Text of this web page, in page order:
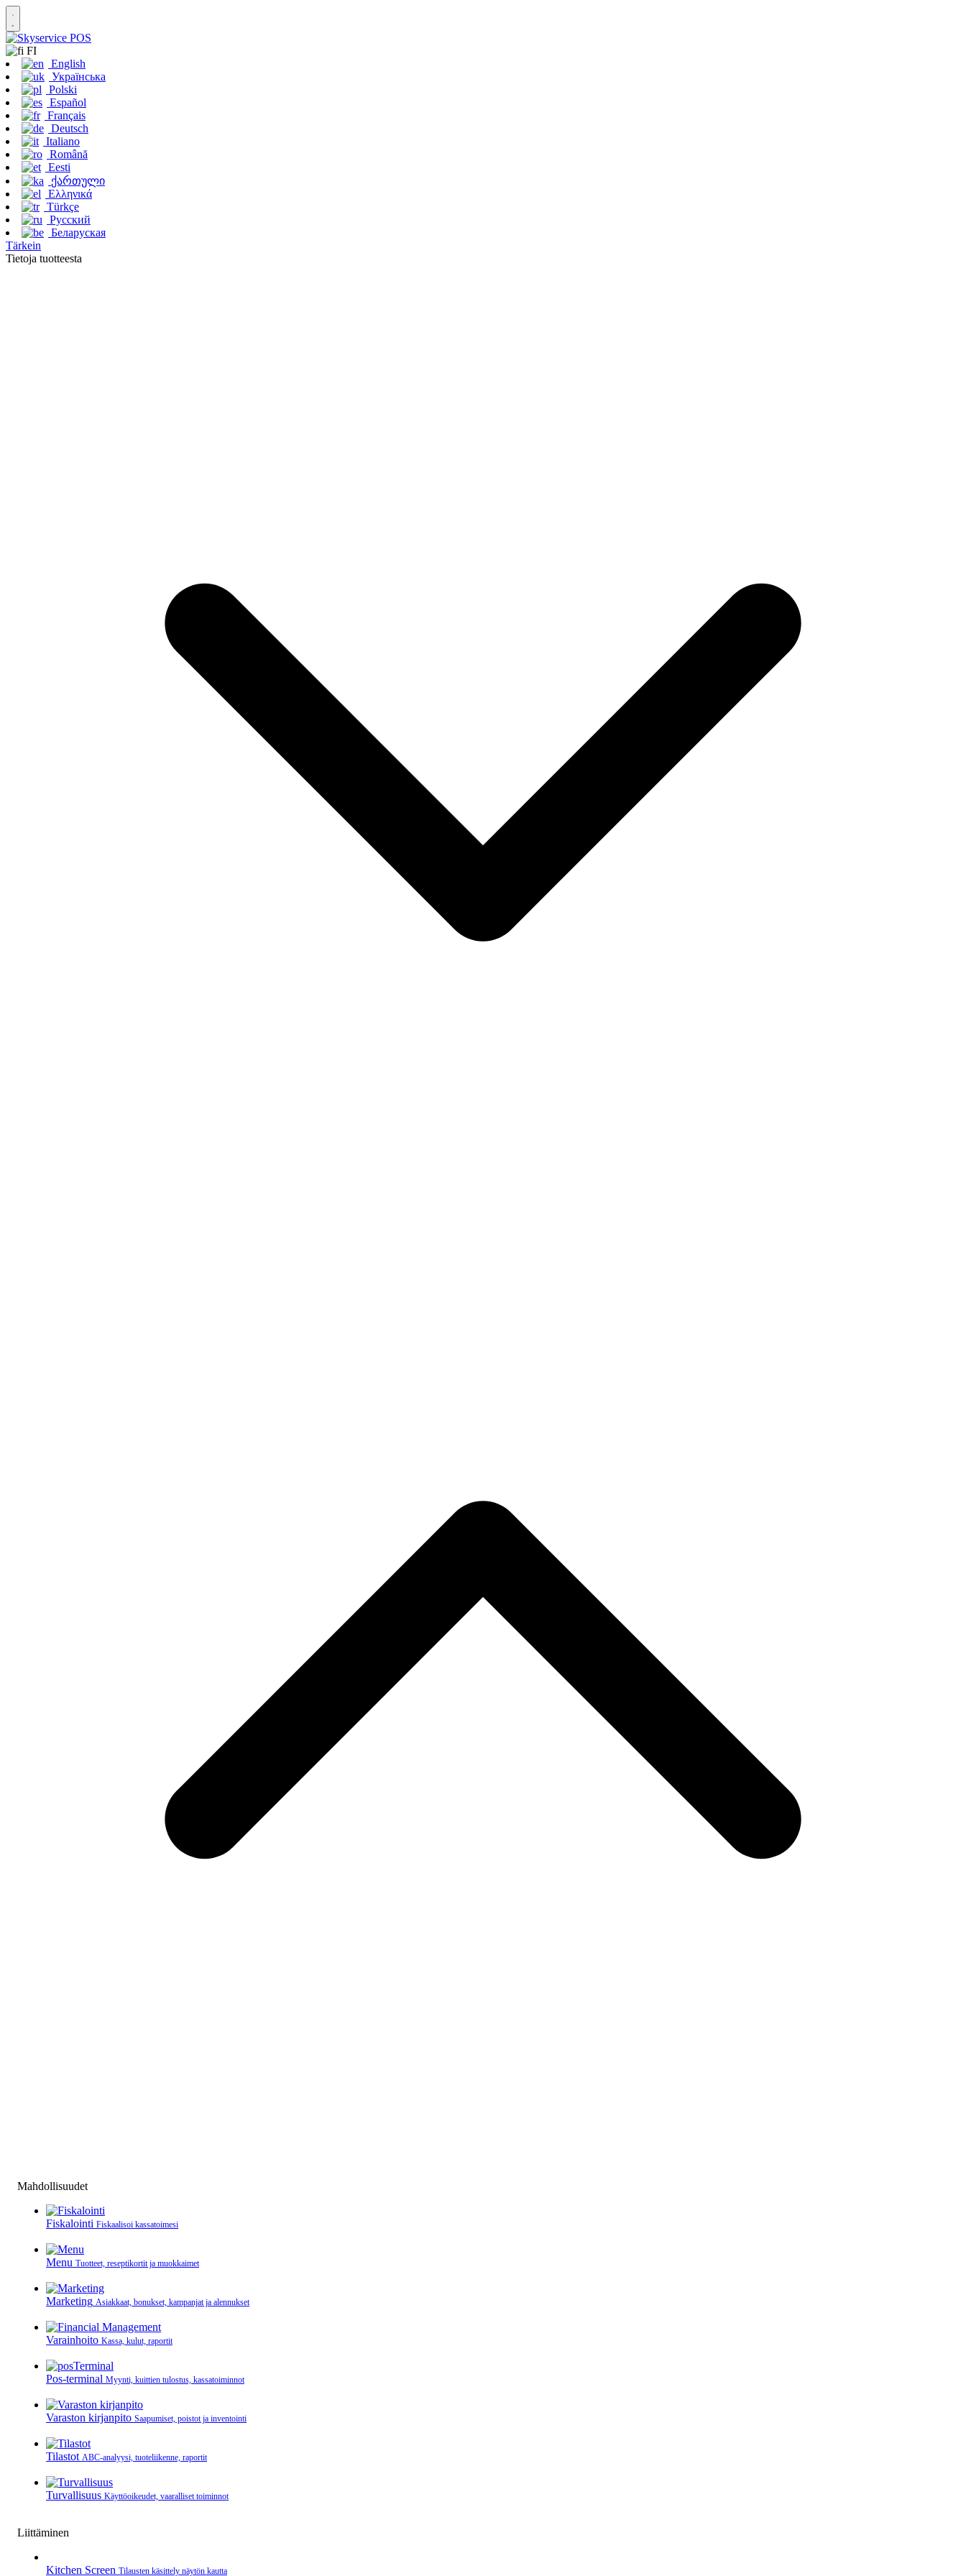
FI
English
Українська
Polski
Español
Français
Deutsch
Italiano
Română
Eesti
ქართული
Ελληνικά
Türkçe
Русский
Беларуская
Tärkein
Tietoja tuotteesta
Mahdollisuudet
Fiskalointi Fiskaalisoi kassatoimesi
Menu Tuotteet, reseptikortit ja muokkaimet
Marketing Asiakkaat, bonukset, kampanjat ja alennukset
Varainhoito Kassa, kulut, raportit
Pos-terminal Myynti, kuittien tulostus, kassatoiminnot
Varaston kirjanpito Saapumiset, poistot ja inventointi
Tilastot ABC-analyysi, tuoteliikenne, raportit
Turvallisuus Käyttöoikeudet, vaaralliset toiminnot
Liittäminen
Kitchen Screen Tilausten käsittely näytön kautta